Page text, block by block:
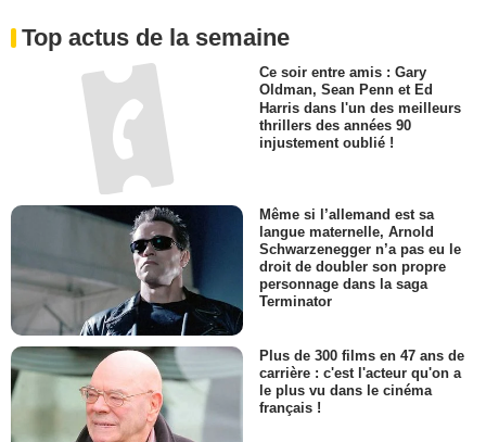
Top actus de la semaine
Ce soir entre amis : Gary
Oldman, Sean Penn et Ed
Harris dans l'un des meilleurs
thrillers des années 90
injustement oublié !
Même si l’allemand est sa
langue maternelle, Arnold
Schwarzenegger n’a pas eu le
droit de doubler son propre
personnage dans la saga
Terminator
Plus de 300 films en 47 ans de
carrière : c'est l'acteur qu'on a
le plus vu dans le cinéma
français !